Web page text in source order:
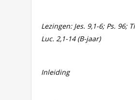
Lezingen: Jes. 9,1-6; Ps. 96;
Luc. 2,1-14 (B-jaar)
Inleiding